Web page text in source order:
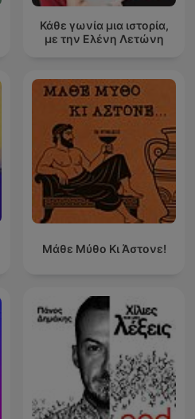
Κάθε γωνία μια ιστορία,
με την Ελένη Λετώνη
Μάθε Μύθο Κι Άστονε!